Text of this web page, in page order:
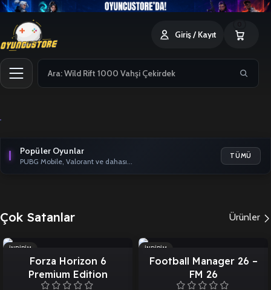
Giriş / Kayıt
Popüler Oyunlar
PUBG Mobile, Valorant ve dahası...
TÜMÜ
Çok Satanlar Ürünler
İNDIRIM
Forza Horizon 6
Premium Edition
İNDIRIM
Football Manager 26 –
FM 26